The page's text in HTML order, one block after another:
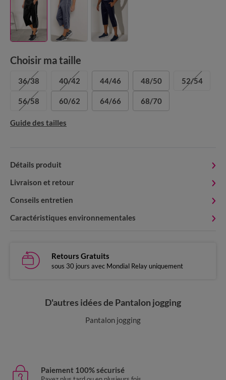
Choisir ma taille
36/38 40/42 44/46 48/50 52/54
56/58 60/62 64/66 68/70
Guide des tailles
Détails produit
Livraison et retour
Conseils entretien
Caractéristiques environnementales
Retours Gratuits
sous 30 jours avec Mondial Relay uniquement
D'autres idées de Pantalon jogging
Pantalon jogging
Paiement 100% sécurisé